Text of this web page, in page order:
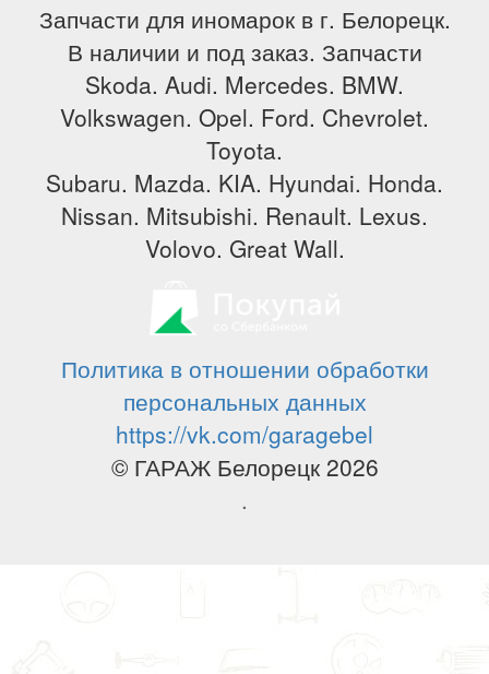
Запчасти для иномарок в г. Белорецк.
В наличии и под заказ. Запчасти
Skoda. Audi. Mercedes. BMW.
Volkswagen. Opel. Ford. Chevrolet.
Toyota.
Subaru. Mazda. KIA. Hyundai. Honda.
Nissan. Mitsubishi. Renault. Lexus.
Volovo. Great Wall.
Политика в отношении обработки
персональных данных
https://vk.com/garagebel
© ГАРАЖ Белорецк 2026
.